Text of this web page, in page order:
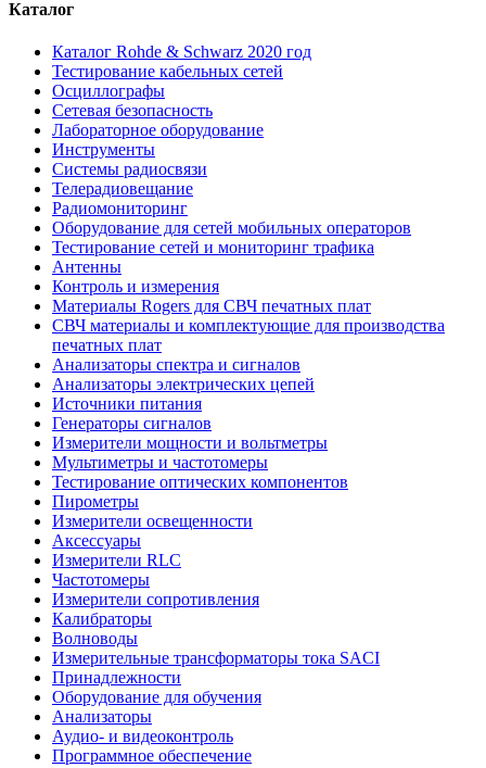
Каталог
Каталог Rohde & Schwarz 2020 год
Тестирование кабельных сетей
Осциллографы
Сетевая безопасность
Лабораторное оборудование
Инструменты
Системы радиосвязи
Телерадиовещание
Радиомониторинг
Оборудование для сетей мобильных операторов
Тестирование сетей и мониторинг трафика
Антенны
Контроль и измерения
Материалы Rogers для СВЧ печатных плат
СВЧ материалы и комплектующие для производства
печатных плат
Анализаторы спектра и сигналов
Анализаторы электрических цепей
Источники питания
Генераторы сигналов
Измерители мощности и вольтметры
Мультиметры и частотомеры
Тестирование оптических компонентов
Пирометры
Измерители освещенности
Аксессуары
Измерители RLC
Частотомеры
Измерители сопротивления
Калибраторы
Волноводы
Измерительные трансформаторы тока SACI
Принадлежности
Оборудование для обучения
Анализаторы
Аудио- и видеоконтроль
Программное обеспечение